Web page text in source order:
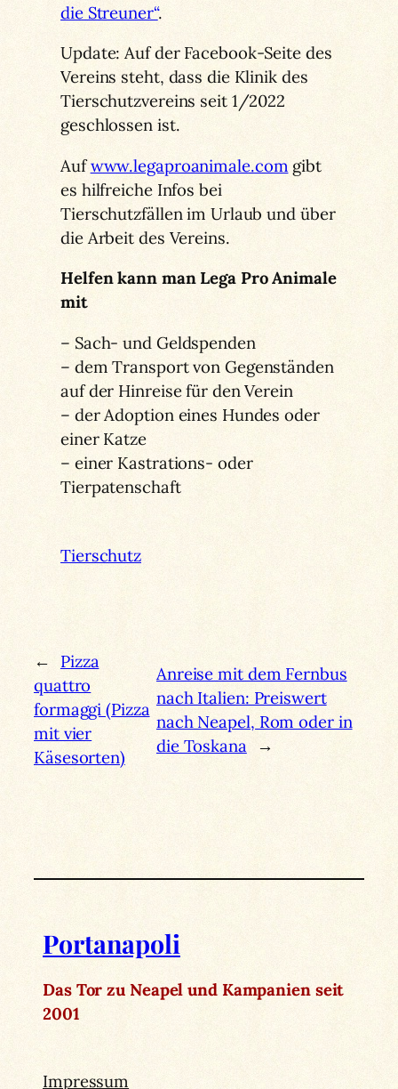
die Streuner“.
Update: Auf der Facebook-Seite des
Vereins steht, dass die Klinik des
Tierschutzvereins seit 1/2022
geschlossen ist.
Aufwww.legaproanimale.com gibt
es hilfreiche Infos bei
Tierschutzfällen im Urlaub und über
die Arbeit des Vereins.
Helfen kann man Lega Pro Animale
mit
– Sach- und Geldspenden
– dem Transport von Gegenständen
auf der Hinreise für den Verein
– der Adoption eines Hundes oder
einer Katze
– einer Kastrations- oder
Tierpatenschaft
Tierschutz
←
Pizza
quattro
formaggi (Pizza
mit vier
Käsesorten)
Anreise mit dem Fernbus
nach Italien: Preiswert
nach Neapel, Rom oder in
die Toskana
→
Portanapoli
Das Tor zu Neapel und Kampanien seit
2001
Impressum